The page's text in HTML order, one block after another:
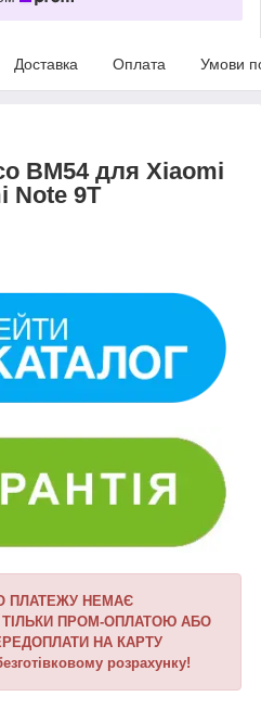
Доставка Оплата Умови
BM54 для Xiaomi
Note 9T
ПЛАТЕЖУ НЕМАЄ
ТІЛЬКИ ПРОМ-ОПЛАТОЮ АБО
НА КАРТУ
розрахунку!